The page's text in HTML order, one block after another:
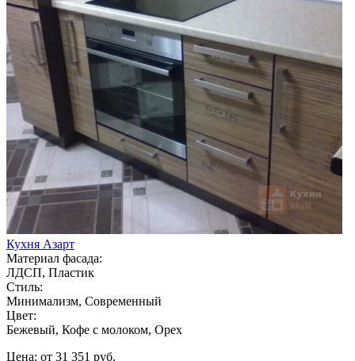
Кухня Азарт
Материал фасада:
ЛДСП, Пластик
Стиль:
Минимализм, Современный
Цвет:
Бежевый, Кофе с молоком, Орех
Цена: от 31 351 руб.